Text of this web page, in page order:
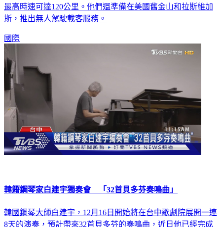
最高時速可達120公里。他們還準備在美國舊金山和拉斯維加
斯，推出無人駕駛載客服務。
國際
韓籍鋼琴家白建宇獨奏會 「32首貝多芬奏鳴曲」
韓國鋼琴大師白建宇，12月16日開始將在台中歌劇院展開一連
8天的演奏，預計帶來32首貝多芬的奏鳴曲，近日他已經完成